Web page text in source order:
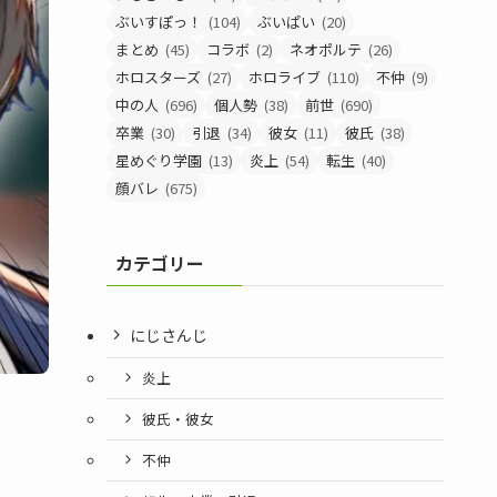
ぶいすぽっ！
(104) ぶいぱい (20)
まとめ (45) コラボ (2) ネオポルテ (26)
ホロスターズ (27) ホロライブ (110) 不仲 (9)
中の人 (696) 個人勢 (38) 前世 (690)
卒業 (30) 引退 (34) 彼女 (11) 彼氏 (38)
星めぐり学園 (13) 炎上 (54) 転生 (40)
顔バレ (675)
カテゴリー
にじさんじ
炎上
彼氏・彼女
不仲